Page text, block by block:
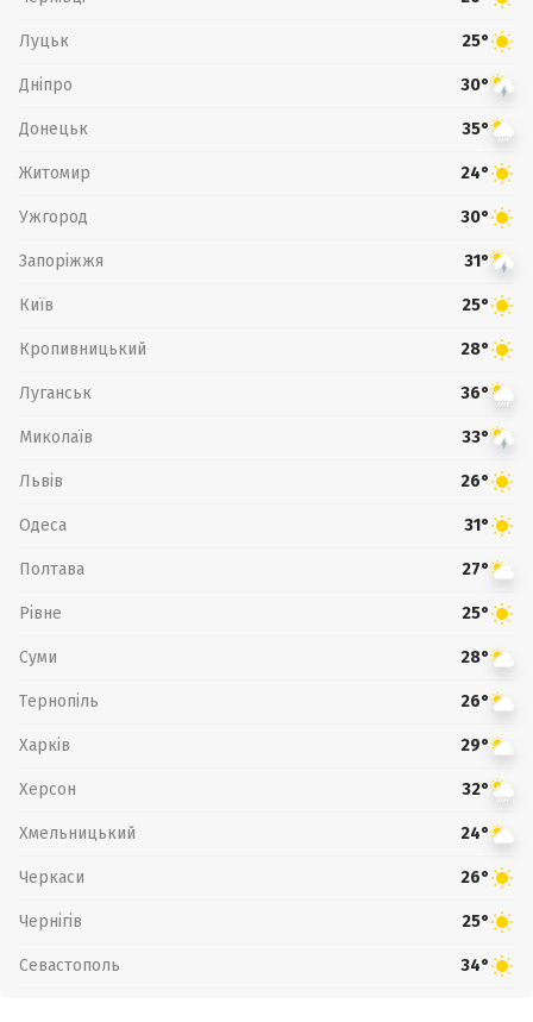
Луцьк 25°
Дніпро 30°
Донецьк 35°
Житомир 24°
Ужгород 30°
Запоріжжя 31°
Київ 25°
Кропивницький 28°
Луганськ 36°
Миколаїв 33°
Львів 26°
Одеса 31°
Полтава 27°
Рівне 25°
Суми 28°
Тернопіль 26°
Харків 29°
Херсон 32°
Хмельницький 24°
Черкаси 26°
Чернігів 25°
Севастополь 34°